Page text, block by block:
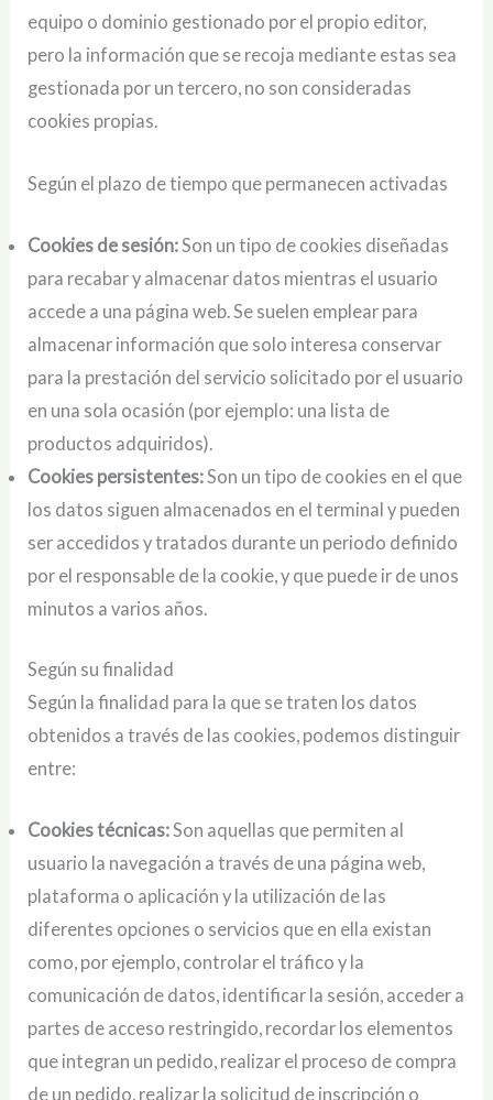
equipo o dominio gestionado por el propio editor,
pero la información que se recoja mediante estas sea
gestionada por un tercero, no son consideradas
cookies propias.
Según el plazo de tiempo que permanecen activadas
Cookies de sesión:Son un tipo de cookies diseñadas
para recabar y almacenar datos mientras el usuario
accede a una página web. Se suelen emplear para
almacenar información que solo interesa conservar
para la prestación del servicio solicitado por el usuario
en una sola ocasión (por ejemplo: una lista de
productos adquiridos).
Cookies persistentes:Son un tipo de cookies en el que
los datos siguen almacenados en el terminal y pueden
ser accedidos y tratados durante un periodo definido
por el responsable de la cookie, y que puede ir de unos
minutos a varios años.
Según su finalidad
Según la finalidad para la que se traten los datos
obtenidos a través de las cookies, podemos distinguir
entre:
Cookies técnicas: Son aquellas que permiten al
usuario la navegación a través de una página web,
plataforma o aplicación y la utilización de las
diferentes opciones o servicios que en ella existan
como, por ejemplo, controlar el tráfico y la
comunicación de datos, identificar la sesión, acceder a
partes de acceso restringido, recordar los elementos
que integran un pedido, realizar el proceso de compra
de un pedido, realizar la solicitud de inscripción o